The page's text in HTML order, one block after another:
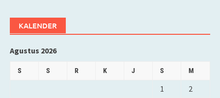
KALENDER
Agustus 2026
S S R K J S M
1
2